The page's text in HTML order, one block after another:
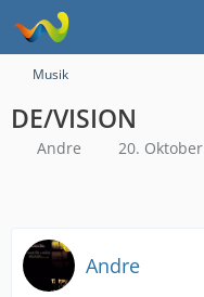
Musik
DE/VISION
Andre 20.
Andre